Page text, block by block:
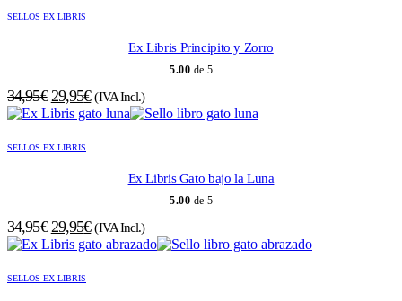
SELLOS EX LIBRIS
Ex Libris Principito y Zorro
5.00 de 5
34,95€ El
precio
era:
29,95€El
precio
29,95€.
(IVA Incl.)
SELLOS EX LIBRIS
Ex Libris Gato bajo la Luna
5.00 de 5
34,95€ El
precio
era:
29,95€El
precio
(IVA Incl.)
SELLOS EX LIBRIS